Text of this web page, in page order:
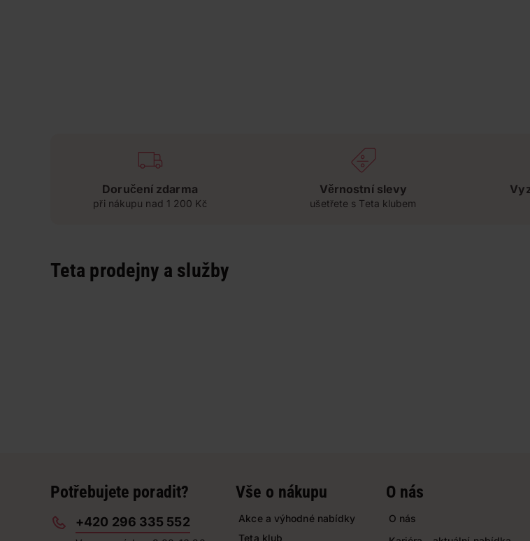
Doručení zdarma
při nákupu nad 1 200 Kč
Věrnostní slevy
ušetřete s Teta klubem
Teta prodejny a služby
Potřebujete poradit?
+420 296 335 552
Vše o nákupu
Akce a výhodné nabídky
Teta klub
O nás
O nás